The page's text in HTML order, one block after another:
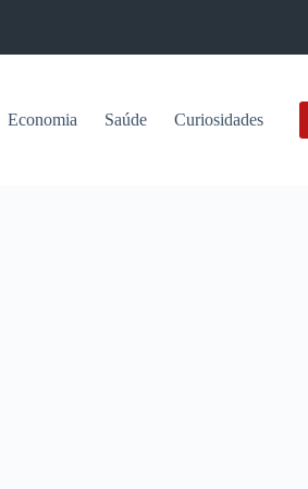
Economia Saúde Curiosidades